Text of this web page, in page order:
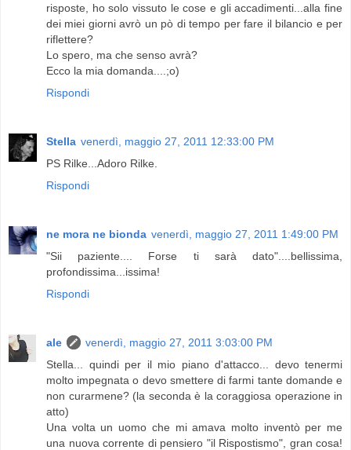
risposte, ho solo vissuto le cose e gli accadimenti...alla fine
dei miei giorni avrò un pò di tempo per fare il bilancio e per
riflettere?
Lo spero, ma che senso avrà?
Ecco la mia domanda....;o)
Rispondi
Stella venerdì, maggio 27, 2011 12:33:00 PM
PS Rilke...Adoro Rilke.
Rispondi
ne mora ne bionda venerdì, maggio 27, 2011 1:49:00 PM
"Sii paziente.... Forse ti sarà dato"....bellissima,
profondissima...issima!
Rispondi
ale
venerdì, maggio 27, 2011 3:03:00 PM
Stella... quindi per il mio piano d'attacco... devo tenermi
molto impegnata o devo smettere di farmi tante domande e
non curarmene? (la seconda è la coraggiosa operazione in
atto)
Una volta un uomo che mi amava molto inventò per me
una nuova corrente di pensiero "il Rispostismo", gran cosa!